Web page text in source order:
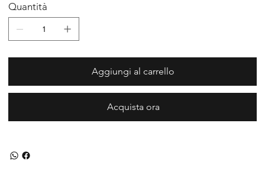
Quantità
Aggiungi al carrello
Acquista ora